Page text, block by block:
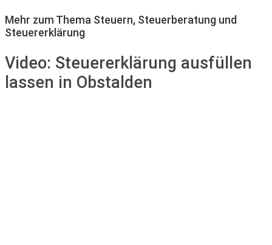
Mehr zum Thema Steuern, Steuerberatung und
Steuererklärung
Video: Steuererklärung ausfüllen
lassen in Obstalden